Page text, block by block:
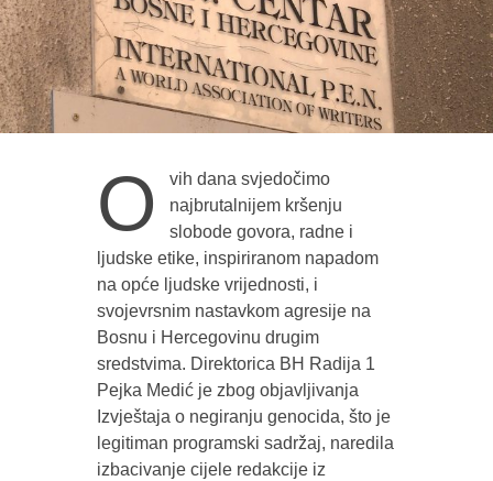
O
vih dana svjedočimo
najbrutalnijem kršenju
slobode govora, radne i
ljudske etike, inspiriranom napadom
na opće ljudske vrijednosti, i
svojevrsnim nastavkom agresije na
Bosnu i Hercegovinu drugim
sredstvima. Direktorica BH Radija 1
Pejka Medić je zbog objavljivanja
Izvještaja o negiranju genocida, što je
legitiman programski sadržaj, naredila
izbacivanje cijele redakcije iz